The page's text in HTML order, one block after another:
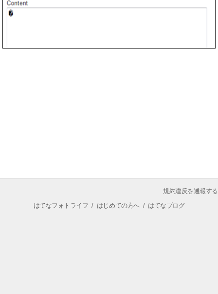
規約違反を通報する
はてなフォトライフ / はじめての方へ/ はてなブログ